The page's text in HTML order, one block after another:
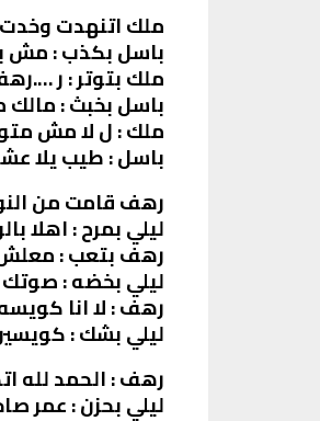
ملك اتنهدت
باسل بكذب : مش
ملك بتوتر : ر
باسل بخبث : مالك
ملك : ل لا مش
باسل : طيب يلا
رهف قامت من
ليلي بمرح : اهلا
رهف بتعب :
ليلي بخضه :
رهف : لا انا
ليلي بشك :
رهف : الحمد لله
ليلي بحزن : عمر